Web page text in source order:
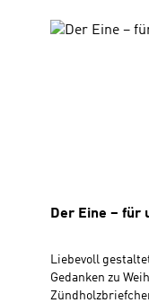
Der Eine – für
Liebevoll
Gedanken zu